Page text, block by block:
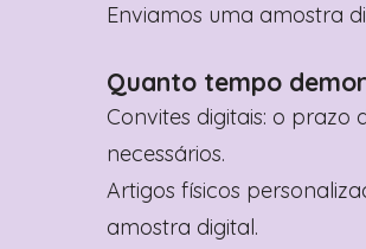
Enviamos uma amostra
Quanto tempo
Convites digitais: o prazo
necessários.
Artigos físicos
amostra digital.